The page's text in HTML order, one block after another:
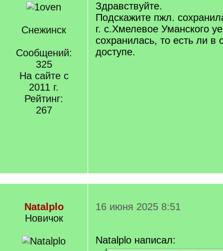
Снежинск
Сообщений:
325
На сайте с
2011 г.
Рейтинг:
267
Здравствуйте.
Подскажите пжл.
г. с.Хмелевое Уманского
сохранилась, то есть ли в
доступе.
Natalplo
Новичок
16 июня 2025 8:51
Natalplo написал: